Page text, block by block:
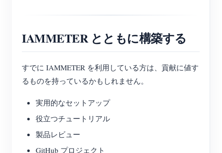
IAMMETER とともに構築する
すでに IAMMETER を利用している方は、貢献に値す
るものを持っているかもしれません。
実用的なセットアップ
役立つチュートリアル
製品レビュー
GitHub プロジェクト